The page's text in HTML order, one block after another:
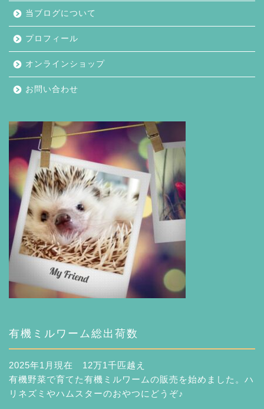
当ブログについて
プロフィール
オンラインショップ
お問い合わせ
有機ミルワーム総出荷数
2025年1月現在 12万1千匹越え
有機野菜で育てた有機ミルワームの販売を始めました。ハ
リネズミやハムスターのおやつにどうぞ♪